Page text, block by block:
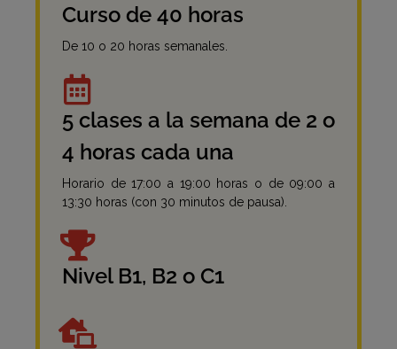
Curso de 40 horas
De 10 o 20 horas semanales.
5 clases a la semana de 2 o
4 horas cada una
Horario de 17:00 a 19:00 horas o de 09:00 a
13:30 horas (con 30 minutos de pausa).
Nivel B1, B2 o C1